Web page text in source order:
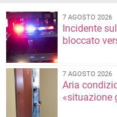
7 AGOSTO 2026
Incidente
bloccato
7 AGOSTO 2026
Aria
«situazione